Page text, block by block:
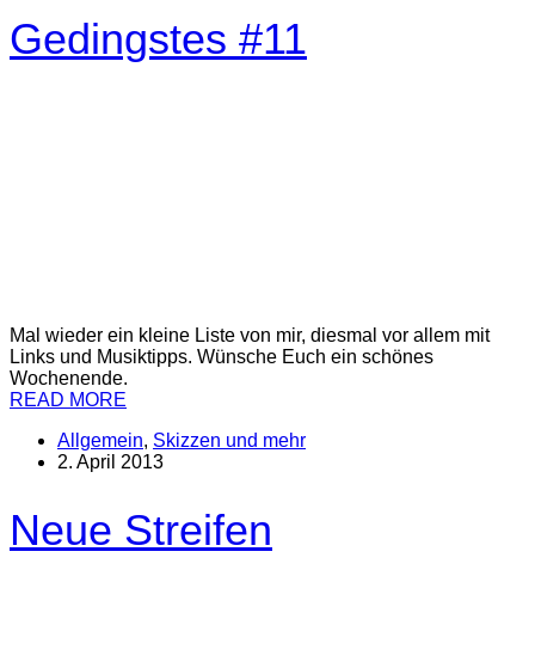
Gedingstes #11
Mal wieder ein kleine Liste von mir, diesmal vor allem mit
Links und Musiktipps. Wünsche Euch ein schönes
Wochenende.
READ MORE
Allgemein, Skizzen und mehr
2. April 2013
Neue Streifen